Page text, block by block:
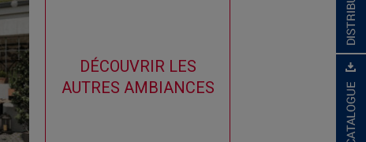
DÉCOUVRIR LES
AUTRES AMBIANCES